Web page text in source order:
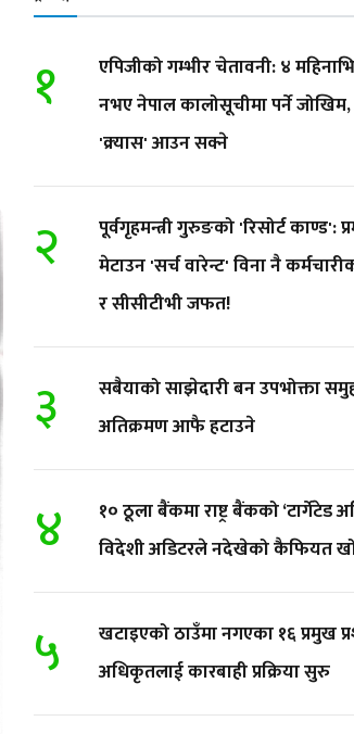
१
एपिजीको गम्भीर चेतावनी: ४
नभए नेपाल कालोसूचीमा पर्ने जोखिम,
'क्र्यास' आउन सक्ने
२
पूर्वगृहमन्त्री गुरुङको 'रिसोर्ट काण्ड':
मेटाउन 'सर्च वारेन्ट' विना नै
र सीसीटीभी जफत!
३
सबैयाको साझेदारी बन उपभोक्ता
अतिक्रमण आफै हटाउने
४
१० ठूला बैंकमा राष्ट्र बैंकको ‘टार्गेटेड
विदेशी अडिटरले नदेखेको कैफियत
५
खटाइएको ठाउँमा नगएका १६ प्रमुख
अधिकृतलाई कारबाही प्रक्रिया सुरु